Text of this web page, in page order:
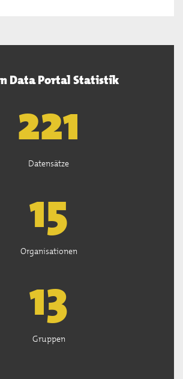
Data Portal Statistik
222
Datensätze
15
Organisationen
13
Gruppen